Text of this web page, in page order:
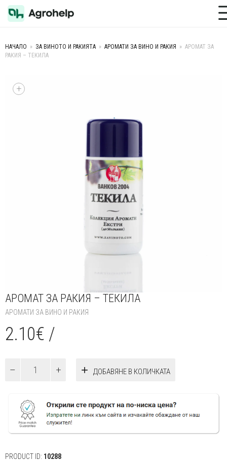
Toggle
НАЧАЛО » ЗА ВИНОТО И РАКИЯТА » АРОМАТИ ЗА ВИНО И РАКИЯ » АРОМАТ ЗА
РАКИЯ – ТЕКИЛА
+
АРОМАТ ЗА РАКИЯ – ТЕКИЛА
АРОМАТИ ЗА ВИНО И РАКИЯ
2.10€ /
ракия
Текила
ДОБАВЯНЕ В КОЛИЧКАТА
PRODUCT ID: 10288